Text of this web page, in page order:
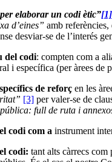
elaborar un codi ètic”[1]
d’eines” amb
desviar-se de l’interés
del codi: compten com a
i específica (per àrees de
de reforç en les
[3] per valer-se de
full de ruta i
codi com a instrument
codi: tant alts càrrecs com